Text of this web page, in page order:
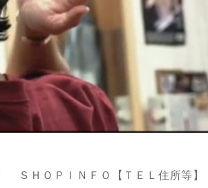
ＳＨＯＰＩＮＦＯ【ＴＥＬ住所等】